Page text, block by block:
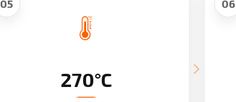
05
270°C
06